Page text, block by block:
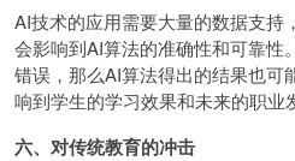
AI技术的应用需要大量的数据支持
会影响到AI算法的准确性和可靠性
错误，那么AI算法得出的结果也可
响到学生的学习效果和未来的职业
六、对传统教育的冲击